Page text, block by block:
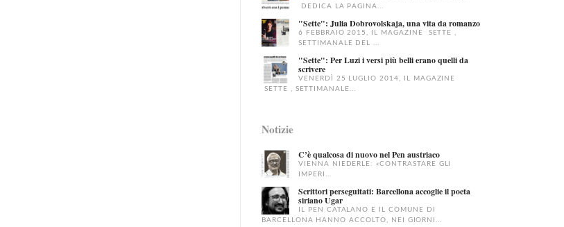
DEDICA LA PAGINA...
"Sette": Julia Dobrovolskaja, una vita da romanzo
6 FEBBRAIO 2015, IL MAGAZINE SETTE ,
SETTIMANALE DEL ...
"Sette": Per Luzi i versi più belli erano quelli da
scrivere
VENERDÌ 25 LUGLIO 2014, IL MAGAZINE
SETTE , SETTIMANALE...
Notizie
C’è qualcosa di nuovo nel Pen austriaco
VIENNA NIEDERLE: «CONTRASTARE GLI
IMPERI...
Scrittori perseguitati: Barcellona accoglie il poeta
siriano Ugar
IL PEN CATALANO E IL COMUNE DI
BARCELLONA HANNO ACCOLTO, NEI GIORNI...